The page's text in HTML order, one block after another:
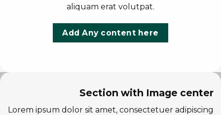
aliquam erat volutpat.
Add Any content here
Section with Image center
Lorem ipsum dolor sit amet, consectetuer adipiscing